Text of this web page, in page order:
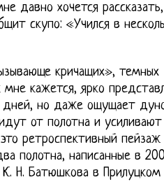
давно хочется рассказать,
скупо: «Учился в
кричащих», темных
мне кажется, ярко
дней, но даже ощущает
от полотна и
ретроспективный
полотна, написанные в
Н. Батюшкова в Прилуцком